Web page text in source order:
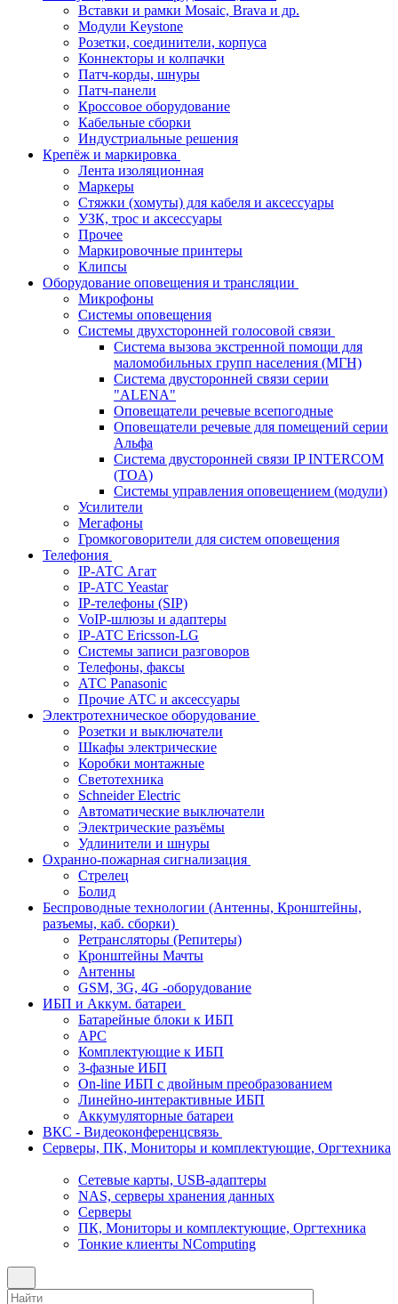
Вставки и рамки Mosaic, Brava и др.
Модули Keystone
Розетки, соединители, корпуса
Коннекторы и колпачки
Патч-корды, шнуры
Патч-панели
Кроссовое оборудование
Кабельные сборки
Индустриальные решения
Крепёж и маркировка
Лента изоляционная
Маркеры
Стяжки (хомуты) для кабеля и аксессуары
УЗК, трос и аксессуары
Прочее
Маркировочные принтеры
Клипсы
Оборудование оповещения и трансляции
Микрофоны
Системы оповещения
Системы двухсторонней голосовой связи
Система вызова экстренной помощи для
маломобильных групп населения (МГН)
Система двусторонней связи серии
"ALENA"
Оповещатели речевые всепогодные
Оповещатели речевые для помещений серии
Альфа
Система двусторонней связи IP INTERCOM
(TOA)
Системы управления оповещением (модули)
Усилители
Мегафоны
Громкоговорители для систем оповещения
Телефония
IP-АТС Агат
IP-АТС Yeastar
IP-телефоны (SIP)
VoIP-шлюзы и адаптеры
IP-АТС Ericsson-LG
Системы записи разговоров
Телефоны, факсы
АТС Panasonic
Прочие АТС и аксессуары
Электротехническое оборудование
Розетки и выключатели
Шкафы электрические
Коробки монтажные
Светотехника
Schneider Electric
Автоматические выключатели
Электрические разъёмы
Удлинители и шнуры
Охранно-пожарная сигнализация
Стрелец
Болид
Беспроводные технологии (Антенны, Кронштейны,
разъемы, каб. сборки)
Ретрансляторы (Репитеры)
Кронштейны Мачты
Антенны
GSM, 3G, 4G -оборудование
ИБП и Аккум. батареи
Батарейные блоки к ИБП
APC
Комплектующие к ИБП
3-фазные ИБП
On-line ИБП с двойным преобразованием
Линейно-интерактивные ИБП
Аккумуляторные батареи
ВКС - Видеоконференцсвязь
Серверы, ПК, Мониторы и комплектующие, Оргтехника
Сетевые карты, USB-адаптеры
NAS, серверы хранения данных
Серверы
ПК, Мониторы и комплектующие, Оргтехника
Тонкие клиенты NComputing